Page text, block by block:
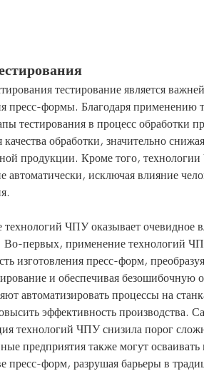
тестирование является
пресс-формы. Благодаря
тестирования в процесс обработки
качества обработки, значительно
продукции. Кроме того,
автоматически, исключая влияние
ЧПУ оказывает очевидное
первых, применение технологий
изготовления пресс-форм,
и обеспечивая безошибочную
автоматизировать процессы на
эффективность производства.
технологий ЧПУ снизила порог
предприятия также могут
пресс-форм, разрушая барьеры в